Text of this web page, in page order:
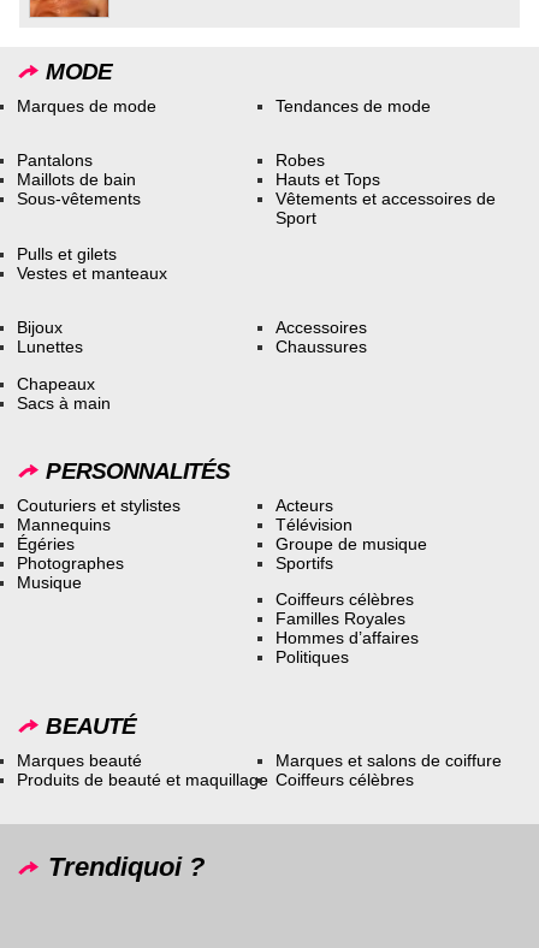
MODE
Marques de mode Tendances de mode
Pantalons
Maillots de bain
Sous-vêtements
Robes
Hauts et Tops
Vêtements et accessoires de
Sport
Pulls et gilets
Vestes et manteaux
Bijoux
Lunettes
Accessoires
Chaussures
Chapeaux
Sacs à main
PERSONNALITÉS
Couturiers et stylistes
Mannequins
Égéries
Photographes
Musique
Acteurs
Télévision
Groupe de musique
Sportifs
Coiffeurs célèbres
Familles Royales
Hommes d’affaires
Politiques
BEAUTÉ
Marques beauté
Produits de beauté et maquillage
Marques et salons de coiffure
Coiffeurs célèbres
Trendiquoi ?